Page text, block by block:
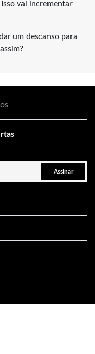
vai incrementar
um descanso para
Assinar